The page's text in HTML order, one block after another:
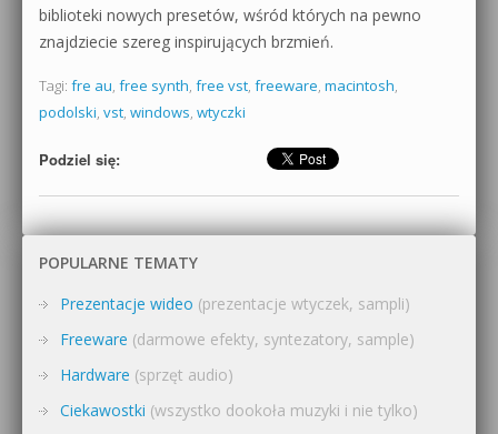
biblioteki nowych presetów, wśród których na pewno
znajdziecie szereg inspirujących brzmień.
Tagi: fre au, free synth, free vst, freeware, macintosh,
podolski, vst, windows, wtyczki
Podziel się:
POPULARNE TEMATY
Prezentacje wideo (prezentacje wtyczek, sampli)
Freeware (darmowe efekty, syntezatory, sample)
Hardware (sprzęt audio)
Ciekawostki (wszystko dookoła muzyki i nie tylko)